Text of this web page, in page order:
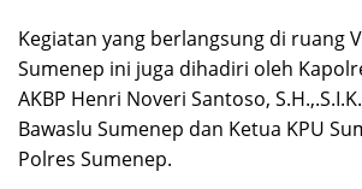
Kegiatan yang berlangsung di ruang
Sumenep ini juga dihadiri oleh
AKBP Henri Noveri Santoso,
Bawaslu Sumenep dan Ketua KPU
Polres Sumenep.